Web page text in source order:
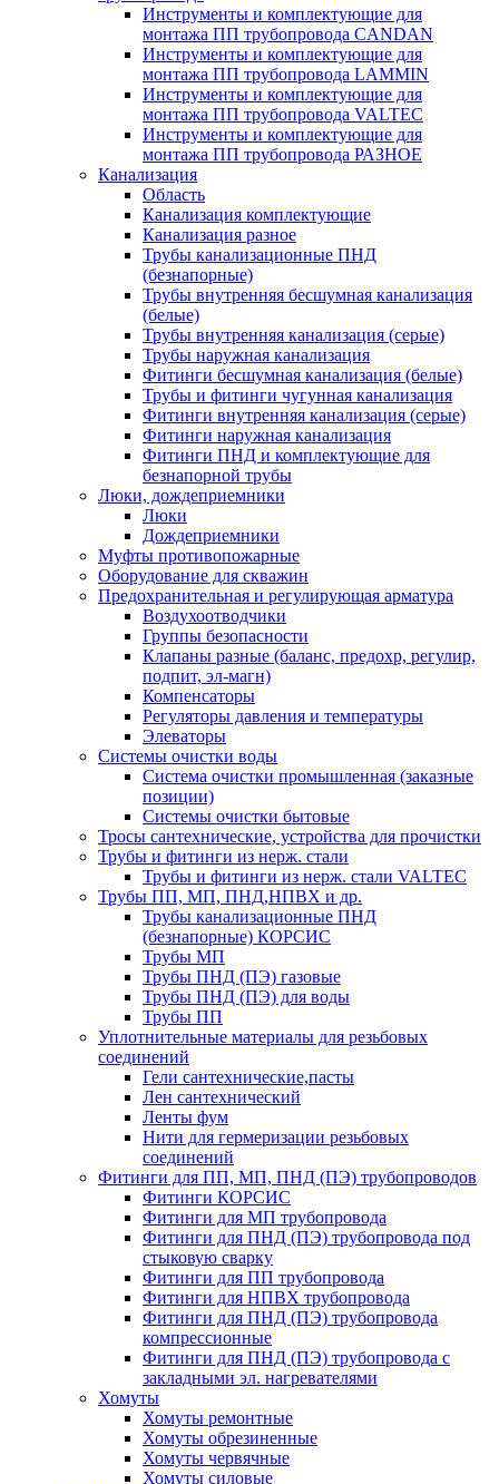
Инструменты и комплектующие для
монтажа ПП трубопровода CANDAN
Инструменты и комплектующие для
монтажа ПП трубопровода LAMMIN
Инструменты и комплектующие для
монтажа ПП трубопровода VALTEC
Инструменты и комплектующие для
монтажа ПП трубопровода РАЗНОЕ
Канализация
Область
Канализация комплектующие
Канализация разное
Трубы канализационные ПНД
(безнапорные)
Трубы внутренняя бесшумная канализация
(белые)
Трубы внутренняя канализация (серые)
Трубы наружная канализация
Фитинги бесшумная канализация (белые)
Трубы и фитинги чугунная канализация
Фитинги внутренняя канализация (серые)
Фитинги наружная канализация
Фитинги ПНД и комплектующие для
безнапорной трубы
Люки, дождеприемники
Люки
Дождеприемники
Муфты противопожарные
Оборудование для скважин
Предохранительная и регулирующая арматура
Воздухоотводчики
Группы безопасности
Клапаны разные (баланс, предохр, регулир,
подпит, эл-магн)
Компенсаторы
Регуляторы давления и температуры
Элеваторы
Системы очистки воды
Система очистки промышленная (заказные
позиции)
Системы очистки бытовые
Тросы сантехнические, устройства для прочистки
Трубы и фитинги из нерж. стали
Трубы и фитинги из нерж. стали VALTEC
Трубы ПП, МП, ПНД,НПВХ и др.
Трубы канализационные ПНД
(безнапорные) КОРСИС
Трубы МП
Трубы ПНД (ПЭ) газовые
Трубы ПНД (ПЭ) для воды
Трубы ПП
Уплотнительные материалы для резьбовых
соединений
Гели сантехнические,пасты
Лен сантехнический
Ленты фум
Нити для гермеризации резьбовых
соединений
Фитинги для ПП, МП, ПНД (ПЭ) трубопроводов
Фитинги КОРСИС
Фитинги для МП трубопровода
Фитинги для ПНД (ПЭ) трубопровода под
стыковую сварку
Фитинги для ПП трубопровода
Фитинги для НПВХ трубопровода
Фитинги для ПНД (ПЭ) трубопровода
компрессионные
Фитинги для ПНД (ПЭ) трубопровода с
закладными эл. нагревателями
Хомуты
Хомуты ремонтные
Хомуты обрезиненные
Хомуты червячные
Хомуты силовые